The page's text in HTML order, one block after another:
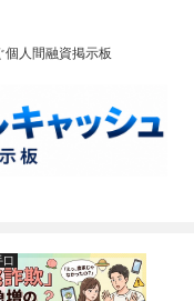
個人間融資掲示板
口